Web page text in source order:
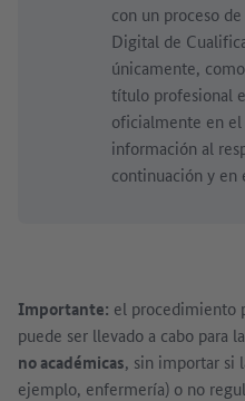
con un proceso
Digital de
únicamente,
título profesional
oficialmente en el
información al
continuación y en
Importante: el procedimiento
puede ser llevado a cabo para
no académicas, sin importar si
ejemplo, enfermería) o no